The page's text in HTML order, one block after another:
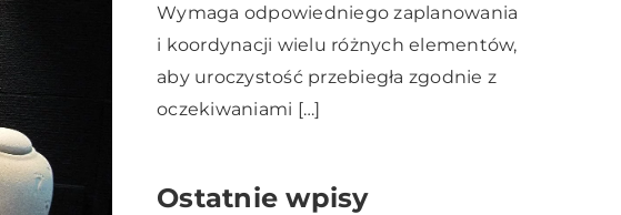
Wymaga odpowiedniego zaplanowania
i koordynacji wielu różnych elementów,
aby uroczystość przebiegła zgodnie z
oczekiwaniami […]
Ostatnie wpisy